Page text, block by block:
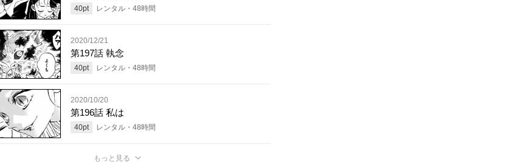
40pt レンタル・ 48時間
2020/12/21
第197話 執念
40pt レンタル・ 48時間
2020/10/20
第196話 私は
40pt レンタル・ 48時間
もっと見る